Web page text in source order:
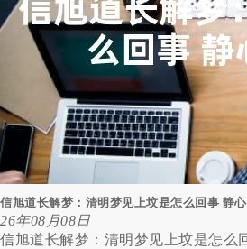
信旭道长解梦：清明梦见上坟是怎么回事 静
26年08月08日
信旭道长解梦：清明梦见上坟是怎么